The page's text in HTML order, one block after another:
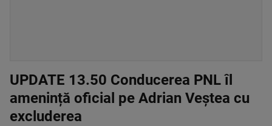
UPDATE 13.50 Conducerea PNL îl
amenință oficial pe Adrian Veștea cu
excluderea